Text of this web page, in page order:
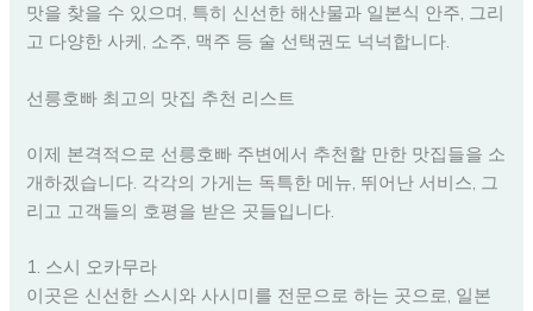
맛을 찾을 수 있으며, 특히 신선한 해산물과 일본식 안주, 그리
고 다양한 사케, 소주, 맥주 등 술 선택권도 넉넉합니다.
선릉호빠 최고의 맛집 추천 리스트
이제 본격적으로 선릉호빠 주변에서 추천할 만한 맛집들을 소
개하겠습니다. 각각의 가게는 독특한 메뉴, 뛰어난 서비스, 그
리고 고객들의 호평을 받은 곳들입니다.
1. 스시 오카무라
이곳은 신선한 스시와 사시미를 전문으로 하는 곳으로, 일본